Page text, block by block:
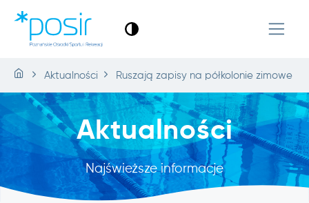
Aktualności Ruszają zapisy na półkolonie zimowe z
Aktualności
Najświeższe informacje